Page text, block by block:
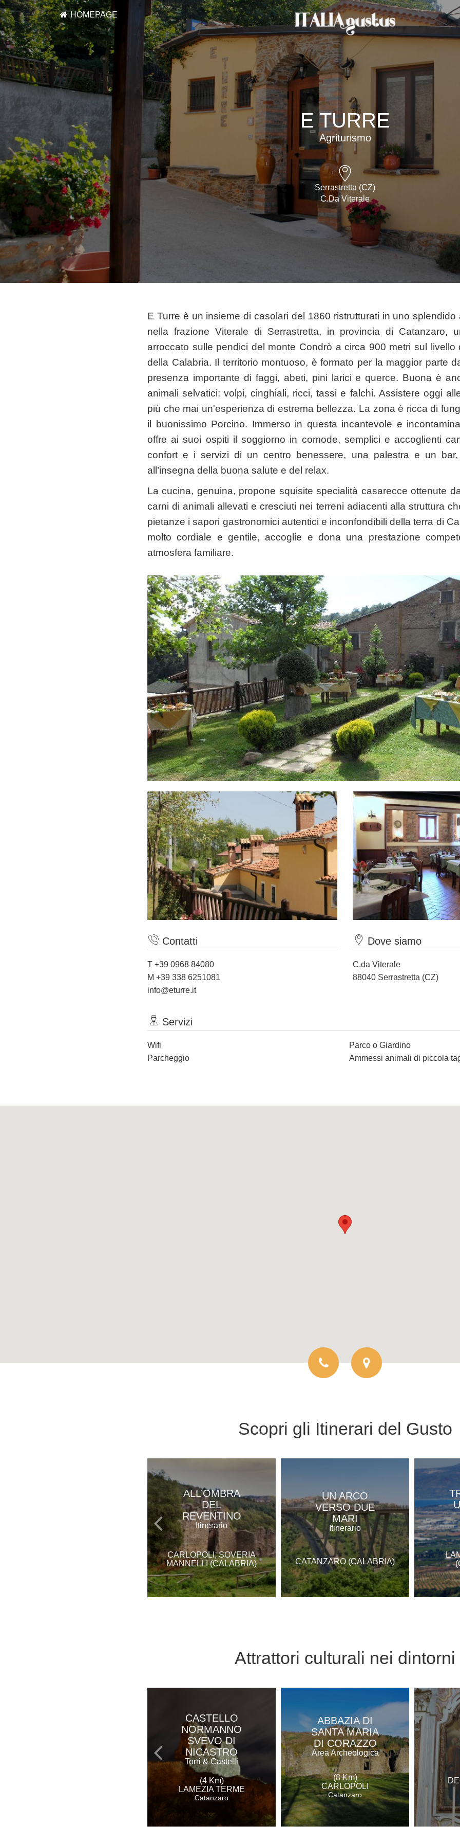
HOMEPAGE
E TURRE
Agriturismo
Serrastretta (CZ)
C.da Viterale
E Turre è un insieme di casolari del 1860 ristrutturati in uno splendido
nella frazione Viterale di Serrastretta, in provincia di Catanzaro,
arroccato sulle pendici del monte Condrò a circa 900 metri sul livello
della Calabria. Il territorio montuoso, è formato per la maggior parte
presenza importante di faggi, abeti, pini larici e querce. Buona è
animali selvatici: volpi, cinghiali, ricci, tassi e falchi. Assistere oggi
più che mai un'esperienza di estrema bellezza. La zona è ricca di
il buonissimo Porcino. Immerso in questa incantevole e
offre ai suoi ospiti il soggiorno in comode, semplici e accoglienti
confort e i servizi di un centro benessere, una palestra e un
all’insegna della buona salute e del relax.
La cucina, genuina, propone squisite specialità casarecce ottenute
carni di animali allevati e cresciuti nei terreni adiacenti alla struttura
pietanze i sapori gastronomici autentici e inconfondibili della terra di
molto cordiale e gentile, accoglie e dona una prestazione
atmosfera familiare.
Contatti
T +39 0968 84080
M +39 338 6251081
info@eturre.it
Dove siamo
C.da Viterale
88040 Serrastretta (CZ)
Servizi
Wifi
Parcheggio
Parco o Giardino
Ammessi animali di piccola
Scopri gli Itinerari del Gusto
ALL’OMBRA
DEL
REVENTINO
Itinerario
CARLOPOLI, SOVERIA
MANNELLI (CALABRIA)
UN ARCO
VERSO DUE
MARI
Itinerario
CATANZARO (CALABRIA)
Attrattori culturali nei dintorni
CASTELLO
NORMANNO
SVEVO DI
NICASTRO
Torri & Castelli
(4 Km)
LAMEZIA TERME
Catanzaro
ABBAZIA DI
SANTA MARIA
DI CORAZZO
Area Archeologica
(8 Km)
CARLOPOLI
Catanzaro